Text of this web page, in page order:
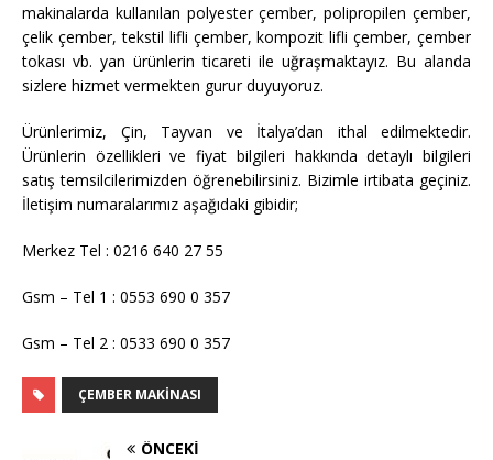
makinalarda kullanılan polyester çember, polipropilen çember,
çelik çember, tekstil lifli çember, kompozit lifli çember, çember
tokası vb. yan ürünlerin ticareti ile uğraşmaktayız. Bu alanda
sizlere hizmet vermekten gurur duyuyoruz.
Ürünlerimiz, Çin, Tayvan ve İtalya’dan ithal edilmektedir.
Ürünlerin özellikleri ve fiyat bilgileri hakkında detaylı bilgileri
satış temsilcilerimizden öğrenebilirsiniz. Bizimle irtibata geçiniz.
İletişim numaralarımız aşağıdaki gibidir;
Merkez Tel : 0216 640 27 55
Gsm – Tel 1 : 0553 690 0 357
Gsm – Tel 2 : 0533 690 0 357
ÇEMBER MAKINASI
ÖNCEKI